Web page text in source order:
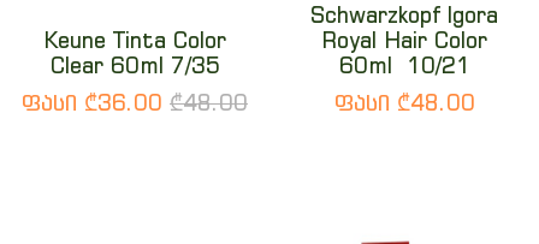
Keune Tinta Color
Clear 60ml 7/35
ფასი ₾36.00 ₾48.00
Schwarzkopf Igora
Royal Hair Color
60ml 10/21
ფასი ₾48.00